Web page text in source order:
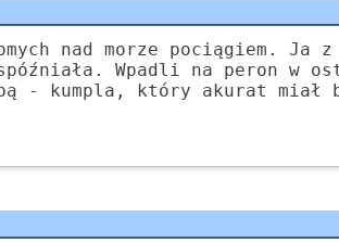
nad morze pociągiem. Ja
Wpadli na peron w
- kumpla, który akurat miał